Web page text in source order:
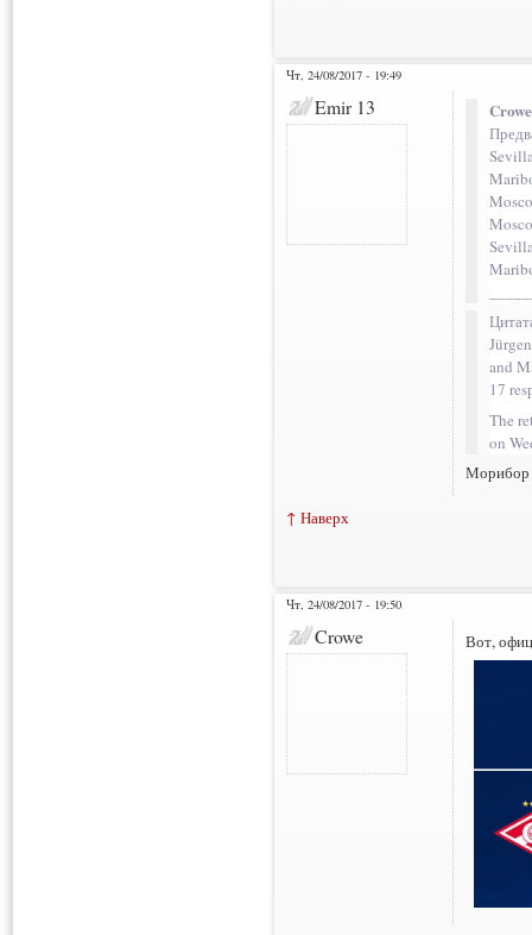
Чт, 24/08/2017 - 19:49
Emir 13
and
17
The
on
Морибор
↑ Наверх
Чт, 24/08/2017 - 19:50
Crowe Вот,